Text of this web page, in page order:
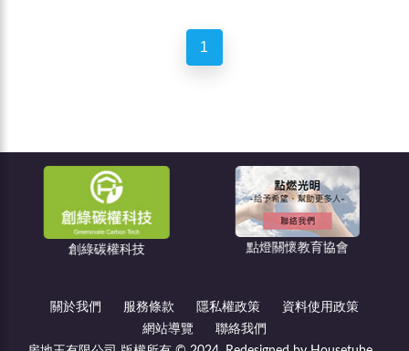
1
綠碳權科技 點燈關懷教育協會
關於我們 服務條款 隱私權政策
資料使用政策
網站導覽
聯絡我們